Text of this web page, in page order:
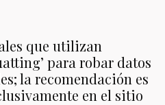
que utilizan
para robar datos
la recomendación es
en el sitio